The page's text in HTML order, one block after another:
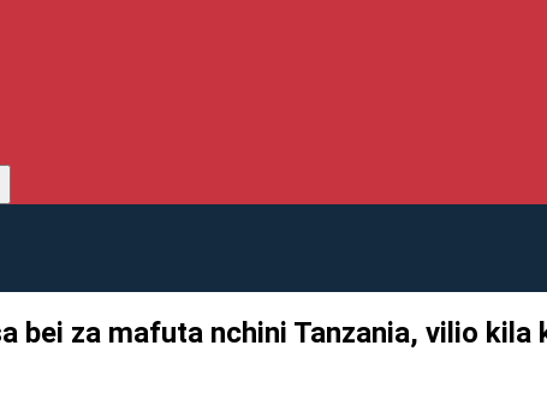
bei za mafuta nchini Tanzania, vilio kila